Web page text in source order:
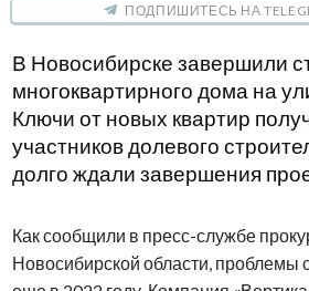
ПОДПИШИТЕСЬ НА
В Новосибирске завершили
многоквартирного дома на
Ключи от новых квартир
участников долевого
долго ждали завершения
Как сообщили в пресс-службе
Новосибирской области, проблемы